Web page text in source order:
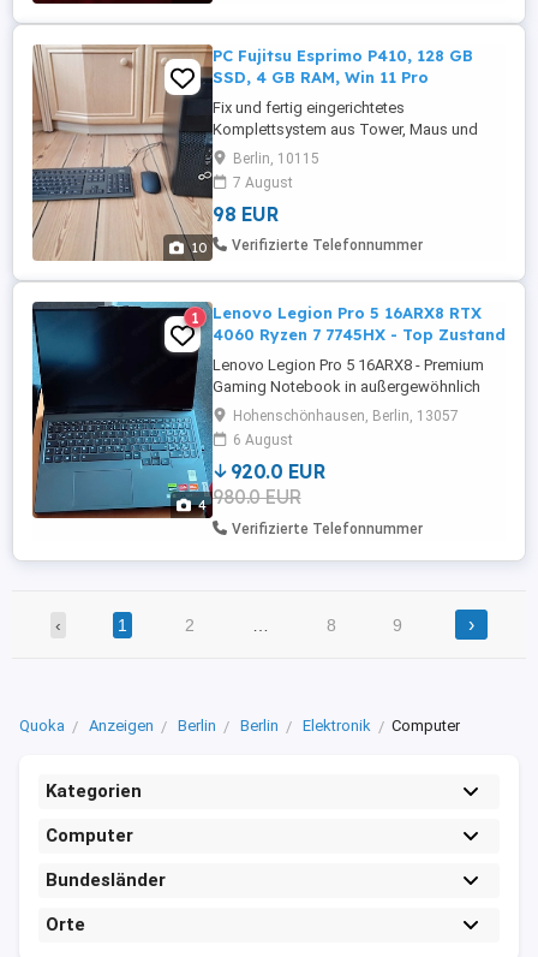
C30 Yellow (gelb) ersetzt ...
10
PC Fujitsu Esprimo P410, 128 GB
SSD, 4 GB RAM, Win 11 Pro
Fix und fertig eingerichtetes
Komplettsystem aus Tower, Maus und
Tastatur. Anschalten und loslegen. Voll
funktionsfähig. Guter optischer Zustand.
Solange die Anzeige hier zu sehen ist,
solange ist der Rechner auch noch zu
haben. Dieser PC ist ideal für Menschen
...
Berlin, 10115
7 August
98 EUR
Verifizierte Telefonnummer
4
1
Lenovo Legion Pro 5 16ARX8 RTX
4060 Ryzen 7 7745HX - Top Zustand
Lenovo Legion Pro 5 16ARX8 - Premium
Gaming Notebook in außergewöhnlich
gutem Zustand FLEXIBLE SOFORT
ÜBERGABE IN BERLIN MÖGLICH - AUCH
ABENDS, NACHTS ODER FRÜH
MORGENS NACH ABSPRACHE! Das Gerät
ist vollständig zurückgesetzt, voll geladen
und steht zur Sofort-Abholung bereit.
Testen vor Ort ausdrücklich ...
Hohenschönhausen, Berlin, 13057
6 August
920.0 EUR
980.0 EUR
Verifizierte Telefonnummer
‹ 1 2 8 9 ›
Quoka Anzeigen Berlin Berlin Elektronik Computer
Kategorien
Computer
Bundesländer
Orte